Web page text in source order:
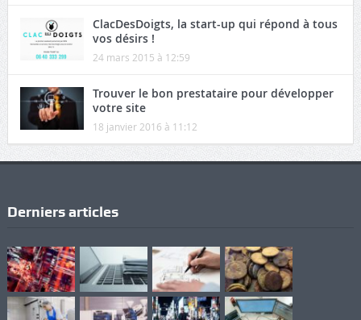
ClacDesDoigts, la start-up qui répond à tous
vos désirs !
24 mars 2015 à 12:59
Trouver le bon prestataire pour développer
votre site
18 janvier 2016 à 11:12
Derniers articles